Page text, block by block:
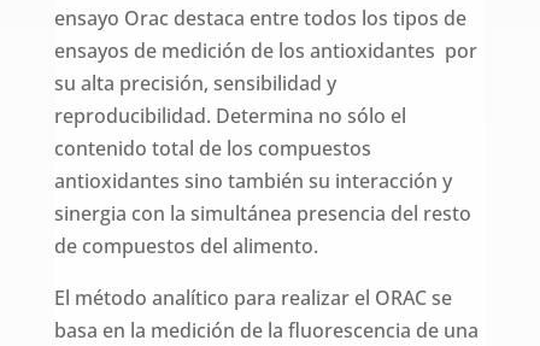
ensayo Orac destaca entre todos los tipos de
ensayos de medición de los antioxidantes por
su alta precisión, sensibilidad y
reproducibilidad. Determina no sólo el
contenido total de los compuestos
antioxidantes sino también su interacción y
sinergia con la simultánea presencia del resto
de compuestos del alimento.
El método analítico para realizar el ORAC se
basa en la medición de la fluorescencia de una